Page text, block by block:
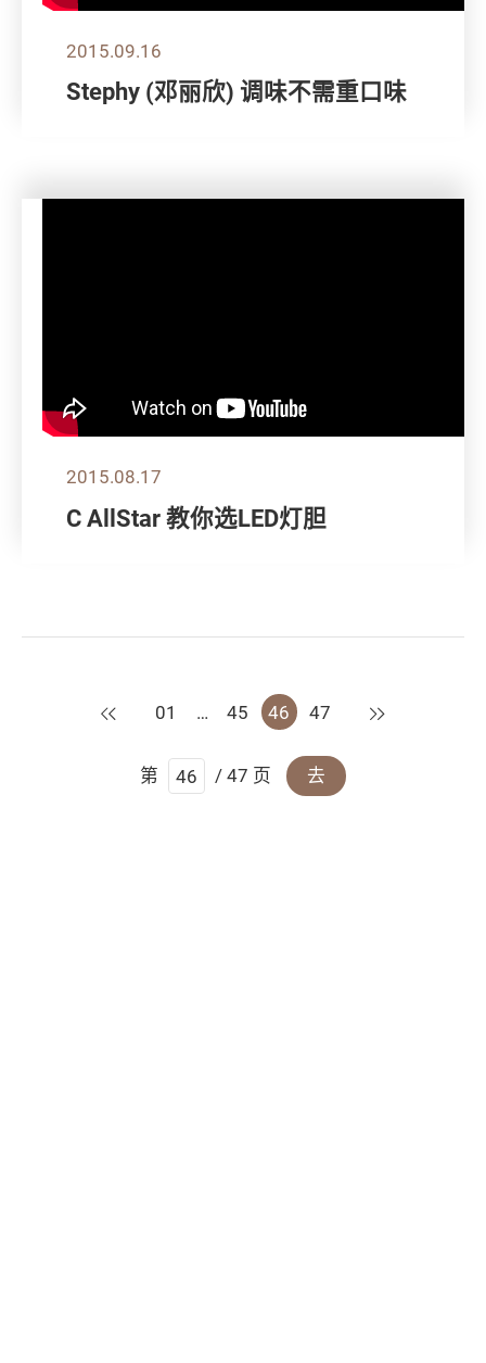
2015.09.16
Stephy (邓丽欣) 调味不需重口味
2015.08.17
C AllStar 教你选LED灯胆
上一页
01 … 45 46 47 下一页
第 / 47 页 去